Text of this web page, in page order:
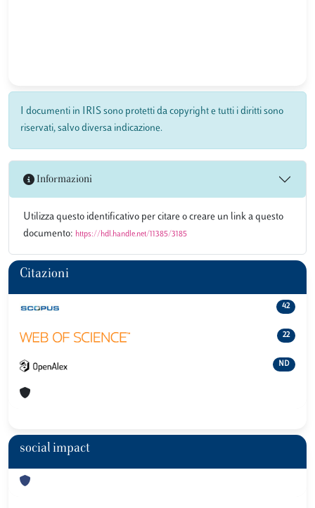
I documenti in IRIS sono protetti da copyright e tutti i diritti sono
riservati, salvo diversa indicazione.
Informazioni
Utilizza questo identificativo per citare o creare un link a questo
documento: https://hdl.handle.net/11385/3185
Citazioni
42
22
ND
social impact